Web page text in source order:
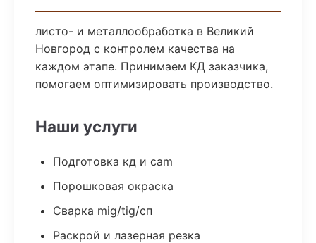
листо- и металлообработка в Великий
Новгород с контролем качества на
каждом этапе. Принимаем КД заказчика,
помогаем оптимизировать производство.
Наши услуги
Подготовка кд и cam
Порошковая окраска
Сварка mig/tig/сп
Раскрой и лазерная резка